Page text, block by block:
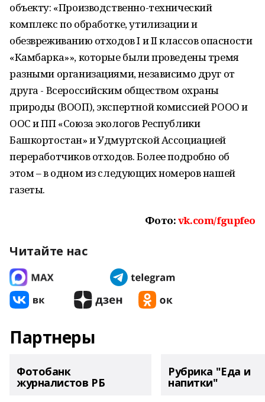
объекту: «Производственно-технический
комплекс по обработке, утилизации и
обезвреживанию отходов I и II классов опасности
«Камбарка»», которые были проведены тремя
разными организациями, независимо друг от
друга - Всероссийским обществом охраны
природы (ВООП), экспертной комиссией РООО и
ООС и ПП «Союза экологов Республики
Башкортостан» и Удмуртской Ассоциацией
переработчиков отходов. Более подробно об
этом – в одном из следующих номеров нашей
газеты.
Фото:vk.com/fgupfeo
Читайте нас
Партнеры
Фотобанк
журналистов РБ
Рубрика "Еда и
напитки"